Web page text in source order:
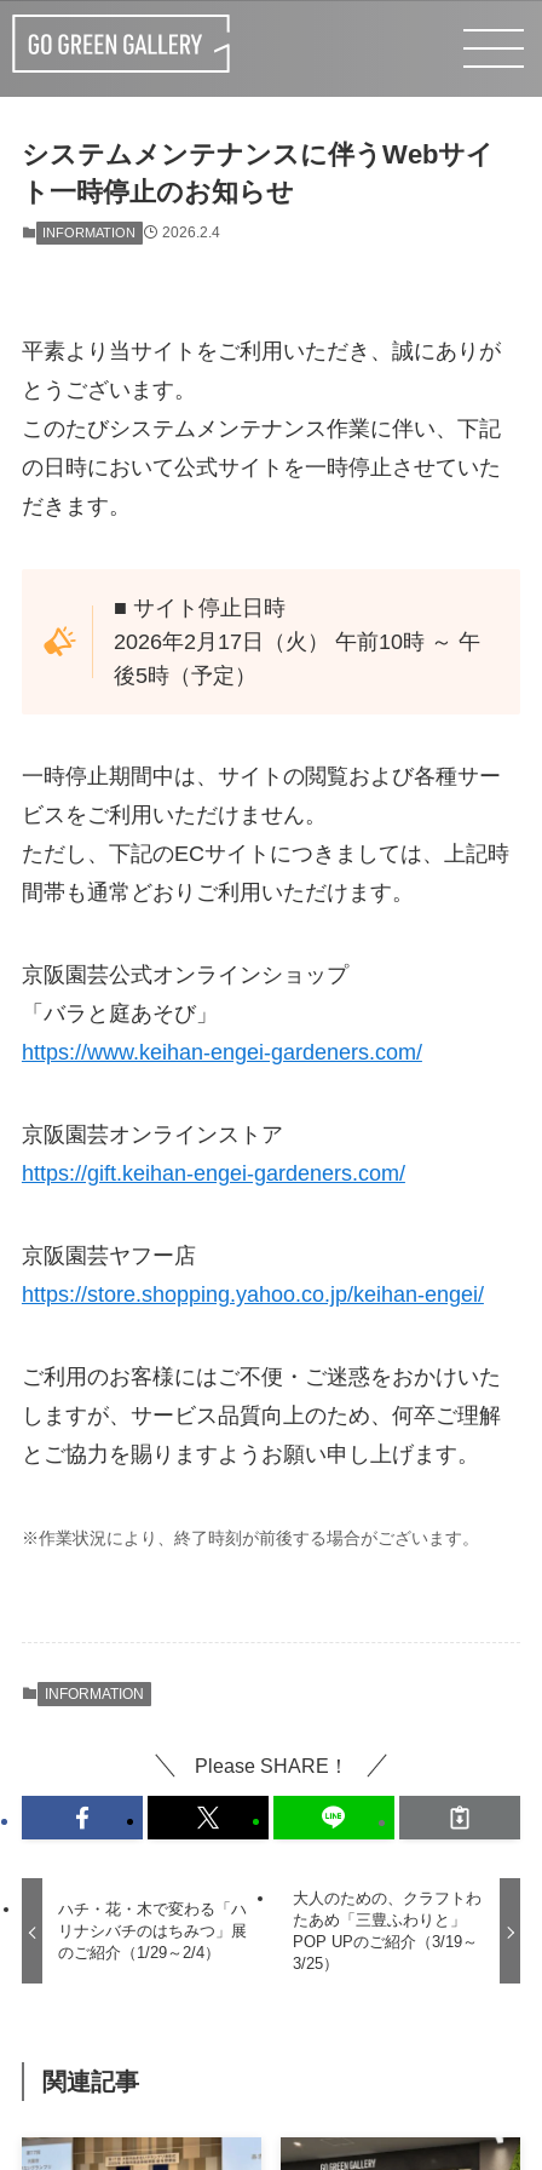
システムメンテナンスに伴うWebサイ
ト一時停止のお知らせ
INFORMATION 2026.2.4
平素より当サイトをご利用いただき、誠にありが
とうございます。
このたびシステムメンテナンス作業に伴い、下記
の日時において公式サイトを一時停止させていた
だきます。
■ サイト停止日時
2026年2月17日（火） 午前10時 ～ 午
後5時（予定）
一時停止期間中は、サイトの閲覧および各種サー
ビスをご利用いただけません。
ただし、下記のECサイトにつきましては、上記時
間帯も通常どおりご利用いただけます。
京阪園芸公式オンラインショップ
「バラと庭あそび」
https://www.keihan-engei-gardeners.com/
京阪園芸オンラインストア
https://gift.keihan-engei-gardeners.com/
京阪園芸ヤフー店
https://store.shopping.yahoo.co.jp/keihan-engei/
ご利用のお客様にはご不便・ご迷惑をおかけいた
しますが、サービス品質向上のため、何卒ご理解
とご協力を賜りますようお願い申し上げます。
※作業状況により、終了時刻が前後する場合がございます。
INFORMATION
Please SHARE！
ハチ・花・木で変わる「ハ
リナシバチのはちみつ」展
のご紹介（1/29～2/4）
大人のための、クラフトわ
たあめ「三豊ふわりと」
POP UPのご紹介（3/19～
3/25）
関連記事